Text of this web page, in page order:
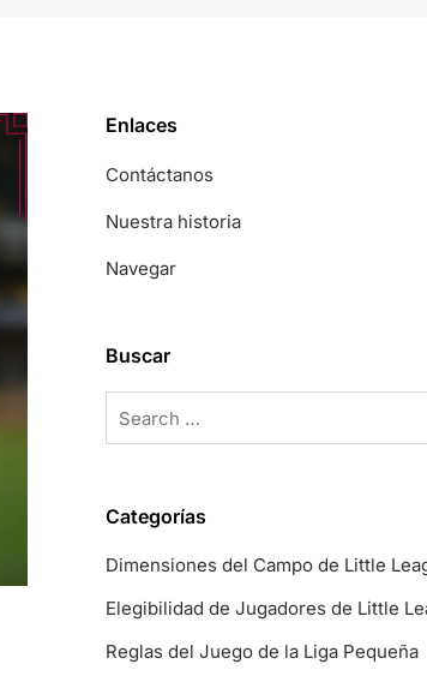
Enlaces
Contáctanos
Nuestra historia
Navegar
Buscar
for:
Categorías
Dimensiones del Campo de Little
Elegibilidad de Jugadores de Little
Reglas del Juego de la Liga Pequeña